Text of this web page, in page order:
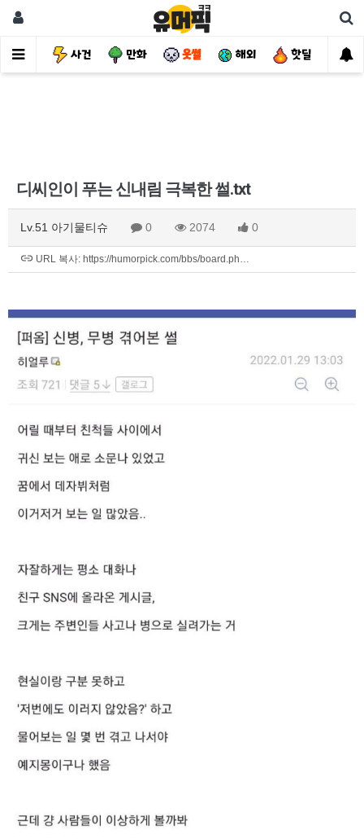
유머 사건 만화 웃썰 해외 핫딜 자
디씨인이 푸는 신내림 극복한 썰.txt
Lv.51 아기물티슈 0 2074 0
URL 복사: https://humorpick.com/bbs/board.ph…